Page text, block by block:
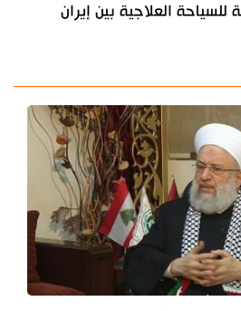
العلاجية بين إيران